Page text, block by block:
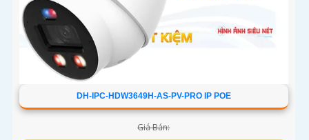
DH-IPC-HDW3649H-AS-PV-PRO IP POE
Giá Bán: